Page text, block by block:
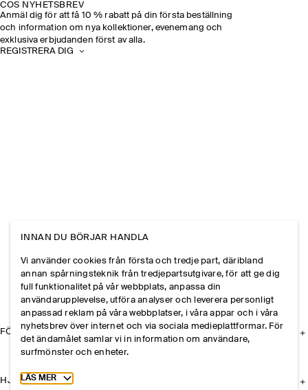
COS NYHETSBREV
Anmäl dig för att få 10 % rabatt på din första beställning
och information om nya kollektioner, evenemang och
exklusiva erbjudanden först av alla.
REGISTRERA DIG
FÖRETAGET
HJÄLP
INNAN DU BÖRJAR HANDLA
Vi använder cookies från första och tredje part, däribland
annan spårningsteknik från tredjepartsutgivare, för att ge dig
full funktionalitet på vår webbplats, anpassa din
användarupplevelse, utföra analyser och leverera personligt
anpassad reklam på våra webbplatser, i våra appar och i våra
nyhetsbrev över internet och via sociala medieplattformar. För
det ändamålet samlar vi in information om användare,
surfmönster och enheter.
Toggle more cookie information
LÄS MER